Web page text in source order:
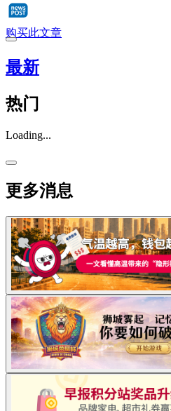
购买此文章
最新
热门
Loading...
更多消息